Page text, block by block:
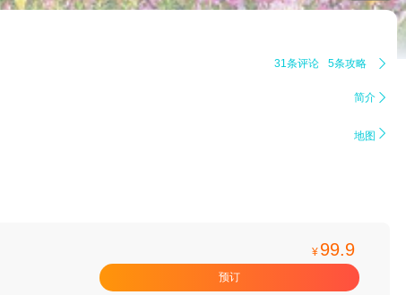
31条评论 5条攻略 
简介 
地图 
¥ 99.9
预订